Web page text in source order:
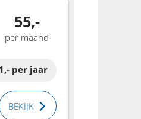
55,-
per maand
per jaar
BEKIJK